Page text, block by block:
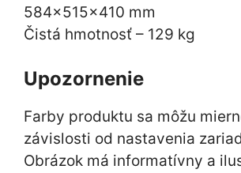
584x515x410 mm
Čistá hmotnosť – 129 kg
Upozornenie
Farby produktu sa môžu
závislosti od nastavenia
Obrázok má informatívny a